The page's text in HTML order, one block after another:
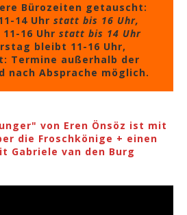
Bürozeiten getauscht:
14 Uhr statt bis 16 Uhr,
16 Uhr statt bis 14 Uhr
bleibt 11-16 Uhr,
Termine außerhalb der
nach Absprache möglich.
von Eren Önsöz ist mit
die Froschkönige + einen
Gabriele van den Burg